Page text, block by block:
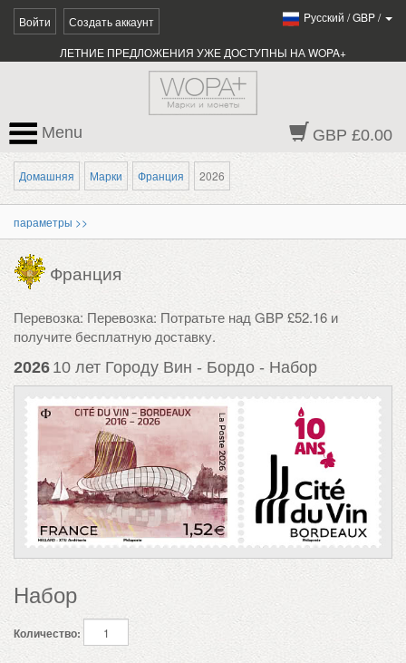
Войти Создать аккаунт Pусский /GBP/
ЛЕТНИЕ ПРЕДЛОЖЕНИЯ УЖЕ ДОСТУПНЫ НА WOPA+
GBP £0.00
Menu
Домашняя Марки Франция 2026
параметры >>
Франция
Перевозка: Перевозка: Потратьте над GBP £52.16 и
получите бесплатную доставку.
2026 10 лет Городу Вин - Бордо - Набор
Набор
Количество: